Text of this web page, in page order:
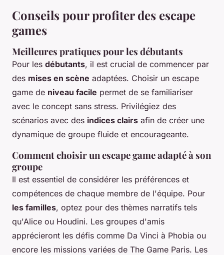
Conseils pour profiter des escape
games
Meilleures pratiques pour les débutants
Pour les débutants, il est crucial de commencer par
des mises en scène adaptées. Choisir un escape
game de niveau facile permet de se familiariser
avec le concept sans stress. Privilégiez des
scénarios avec des indices clairs afin de créer une
dynamique de groupe fluide et encourageante.
Comment choisir un escape game adapté à son
groupe
Il est essentiel de considérer les préférences et
compétences de chaque membre de l'équipe. Pour
les familles, optez pour des thèmes narratifs tels
qu'Alice ou Houdini. Les groupes d'amis
apprécieront les défis comme Da Vinci à Phobia ou
encore les missions variées de The Game Paris. Les